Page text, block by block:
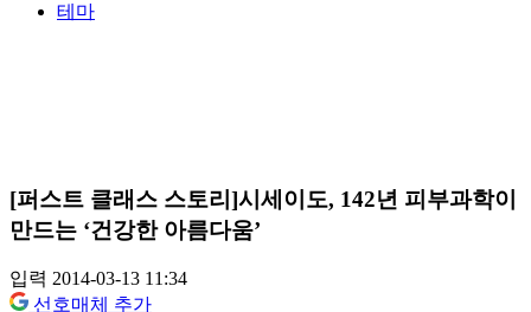
테마
[퍼스트 클래스 스토리]시세이도, 142년 피부과학이
만드는 ‘건강한 아름다움’
입력 2014-03-13 11:34
선호매체 추가